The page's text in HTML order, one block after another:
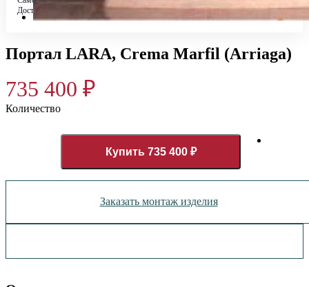
Доставка по городу
Бесплатно
Портал LARA, Crema Marfil (Arriaga)
735 400 ₽
Количество
Купить 735 400 ₽
Заказать монтаж изделия